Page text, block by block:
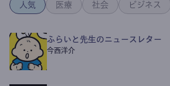
人気 医療 社会 ビジネス
ふらいと先生のニュースレター
今西洋介